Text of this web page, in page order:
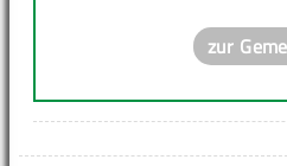
zur